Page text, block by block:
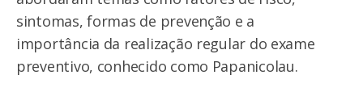
sintomas, formas de prevenção e a
importância da realização regular do exame
preventivo, conhecido como Papanicolau.